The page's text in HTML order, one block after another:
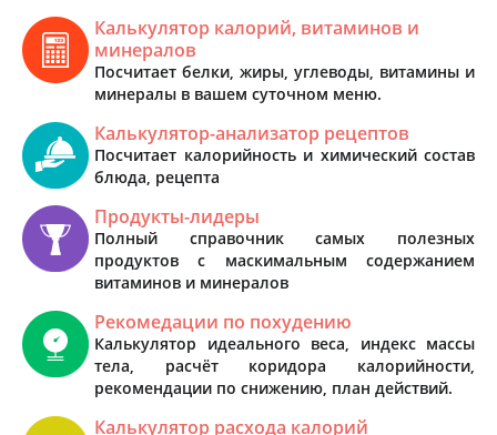
Калькулятор калорий, витаминов и
минералов
Посчитает белки, жиры, углеводы, витамины и
минералы в вашем суточном меню.
Калькулятор-анализатор рецептов
Посчитает калорийность и химический состав
блюда, рецепта
Продукты-лидеры
Полный справочник самых полезных
продуктов с маскимальным содержанием
витаминов и минералов
Рекомедации по похудению
Калькулятор идеального веса, индекс массы
тела, расчёт коридора калорийности,
рекомендации по снижению, план действий.
Калькулятор расхода калорий